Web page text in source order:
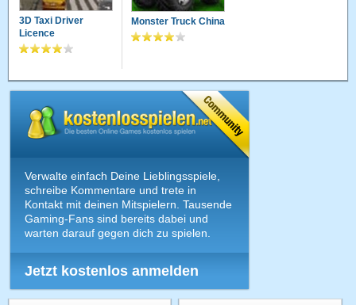
3D Taxi Driver
Licence
Monster Truck China
Verwalte einfach Deine Lieblingsspiele,
schreibe Kommentare und trete in
Kontakt mit deinen Mitspielern. Tausende
Gaming-Fans sind bereits dabei und
warten darauf gegen dich zu spielen.
Jetzt kostenlos anmelden